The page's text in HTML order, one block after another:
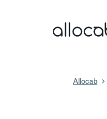
Allocab